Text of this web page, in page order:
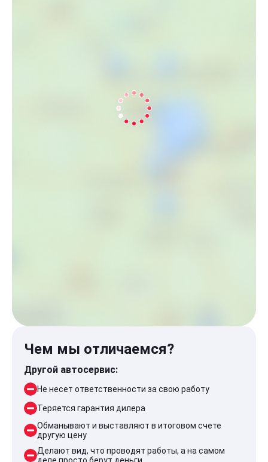
Чем мы отличаемся?
Другой автосервис:
Не несет ответственности за свою работу
Теряется гарантия дилера
Обманывают и выставляют в итоговом счете
другую цену
Делают вид, что проводят работы, а на самом